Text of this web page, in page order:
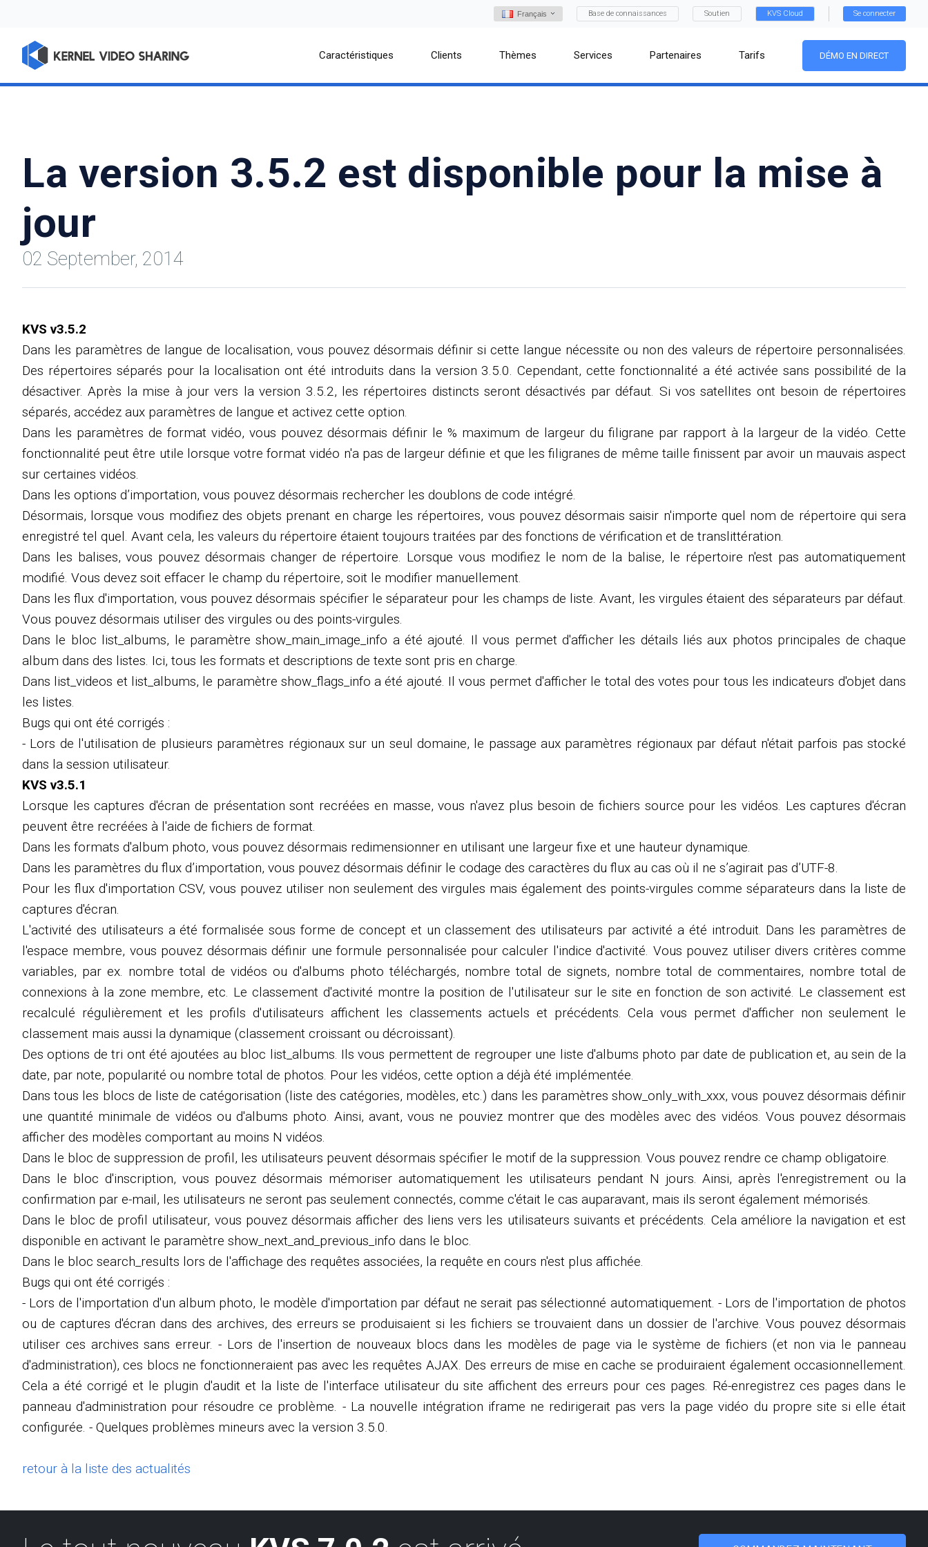
Français Base de connaissances Soutien KVS Cloud Se connecter
Caractéristiques Clients Thèmes Services Partenaires Tarifs DÉMO EN DIRECT
La version 3.5.2 est disponible pour la mise à
jour
02 September, 2014
KVS v3.5.2
Dans les paramètres de langue de localisation, vous pouvez désormais définir si cette langue nécessite ou non des valeurs de répertoire personnalisées.
Des répertoires séparés pour la localisation ont été introduits dans la version 3.5.0. Cependant, cette fonctionnalité a été activée sans possibilité de la
désactiver. Après la mise à jour vers la version 3.5.2, les répertoires distincts seront désactivés par défaut. Si vos satellites ont besoin de répertoires
séparés, accédez aux paramètres de langue et activez cette option.
Dans les paramètres de format vidéo, vous pouvez désormais définir le % maximum de largeur du filigrane par rapport à la largeur de la vidéo. Cette
fonctionnalité peut être utile lorsque votre format vidéo n'a pas de largeur définie et que les filigranes de même taille finissent par avoir un mauvais aspect
sur certaines vidéos.
Dans les options d’importation, vous pouvez désormais rechercher les doublons de code intégré.
Désormais, lorsque vous modifiez des objets prenant en charge les répertoires, vous pouvez désormais saisir n'importe quel nom de répertoire qui sera
enregistré tel quel. Avant cela, les valeurs du répertoire étaient toujours traitées par des fonctions de vérification et de translittération.
Dans les balises, vous pouvez désormais changer de répertoire. Lorsque vous modifiez le nom de la balise, le répertoire n'est pas automatiquement
modifié. Vous devez soit effacer le champ du répertoire, soit le modifier manuellement.
Dans les flux d'importation, vous pouvez désormais spécifier le séparateur pour les champs de liste. Avant, les virgules étaient des séparateurs par défaut.
Vous pouvez désormais utiliser des virgules ou des points-virgules.
Dans le bloc list_albums, le paramètre show_main_image_info a été ajouté. Il vous permet d'afficher les détails liés aux photos principales de chaque
album dans des listes. Ici, tous les formats et descriptions de texte sont pris en charge.
Dans list_videos et list_albums, le paramètre show_flags_info a été ajouté. Il vous permet d'afficher le total des votes pour tous les indicateurs d'objet dans
les listes.
Bugs qui ont été corrigés :
- Lors de l'utilisation de plusieurs paramètres régionaux sur un seul domaine, le passage aux paramètres régionaux par défaut n'était parfois pas stocké
dans la session utilisateur.
KVS v3.5.1
Lorsque les captures d'écran de présentation sont recréées en masse, vous n'avez plus besoin de fichiers source pour les vidéos. Les captures d'écran
peuvent être recréées à l'aide de fichiers de format.
Dans les formats d'album photo, vous pouvez désormais redimensionner en utilisant une largeur fixe et une hauteur dynamique.
Dans les paramètres du flux d’importation, vous pouvez désormais définir le codage des caractères du flux au cas où il ne s’agirait pas d’UTF-8.
Pour les flux d'importation CSV, vous pouvez utiliser non seulement des virgules mais également des points-virgules comme séparateurs dans la liste de
captures d'écran.
L'activité des utilisateurs a été formalisée sous forme de concept et un classement des utilisateurs par activité a été introduit. Dans les paramètres de
l'espace membre, vous pouvez désormais définir une formule personnalisée pour calculer l'indice d'activité. Vous pouvez utiliser divers critères comme
variables, par ex. nombre total de vidéos ou d'albums photo téléchargés, nombre total de signets, nombre total de commentaires, nombre total de
connexions à la zone membre, etc. Le classement d'activité montre la position de l'utilisateur sur le site en fonction de son activité. Le classement est
recalculé régulièrement et les profils d'utilisateurs affichent les classements actuels et précédents. Cela vous permet d'afficher non seulement le
classement mais aussi la dynamique (classement croissant ou décroissant).
Des options de tri ont été ajoutées au bloc list_albums. Ils vous permettent de regrouper une liste d'albums photo par date de publication et, au sein de la
date, par note, popularité ou nombre total de photos. Pour les vidéos, cette option a déjà été implémentée.
Dans tous les blocs de liste de catégorisation (liste des catégories, modèles, etc.) dans les paramètres show_only_with_xxx, vous pouvez désormais définir
une quantité minimale de vidéos ou d'albums photo. Ainsi, avant, vous ne pouviez montrer que des modèles avec des vidéos. Vous pouvez désormais
afficher des modèles comportant au moins N vidéos.
Dans le bloc de suppression de profil, les utilisateurs peuvent désormais spécifier le motif de la suppression. Vous pouvez rendre ce champ obligatoire.
Dans le bloc d'inscription, vous pouvez désormais mémoriser automatiquement les utilisateurs pendant N jours. Ainsi, après l'enregistrement ou la
confirmation par e-mail, les utilisateurs ne seront pas seulement connectés, comme c'était le cas auparavant, mais ils seront également mémorisés.
Dans le bloc de profil utilisateur, vous pouvez désormais afficher des liens vers les utilisateurs suivants et précédents. Cela améliore la navigation et est
disponible en activant le paramètre show_next_and_previous_info dans le bloc.
Dans le bloc search_results lors de l'affichage des requêtes associées, la requête en cours n'est plus affichée.
Bugs qui ont été corrigés :
- Lors de l'importation d'un album photo, le modèle d'importation par défaut ne serait pas sélectionné automatiquement. - Lors de l'importation de photos
ou de captures d'écran dans des archives, des erreurs se produisaient si les fichiers se trouvaient dans un dossier de l'archive. Vous pouvez désormais
utiliser ces archives sans erreur. - Lors de l'insertion de nouveaux blocs dans les modèles de page via le système de fichiers (et non via le panneau
d'administration), ces blocs ne fonctionneraient pas avec les requêtes AJAX. Des erreurs de mise en cache se produiraient également occasionnellement.
Cela a été corrigé et le plugin d'audit et la liste de l'interface utilisateur du site affichent des erreurs pour ces pages. Ré-enregistrez ces pages dans le
panneau d'administration pour résoudre ce problème. - La nouvelle intégration iframe ne redirigerait pas vers la page vidéo du propre site si elle était
configurée. - Quelques problèmes mineurs avec la version 3.5.0.
retour à la liste des actualités